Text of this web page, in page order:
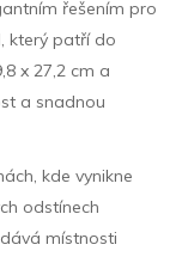
řešením pro
který patří do
x 27,2 cm a
a snadnou
kde vynikne
odstínech
místnosti